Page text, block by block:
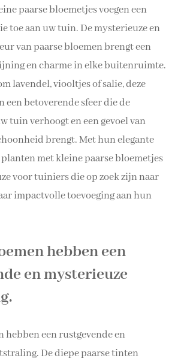
paarse bloemetjes voegen een
toe aan uw tuin. De mysterieuze en
van paarse bloemen brengt een
en charme in elke buitenruimte.
lavendel, viooltjes of salie, deze
een betoverende sfeer die de
tuin verhoogt en een gevoel van
brengt. Met hun elegante
met kleine paarse bloemetjes
voor tuiniers die op zoek zijn naar
impactvolle toevoeging aan hun
hebben een
en mysterieuze
hebben een rustgevende en
De diepe paarse tinten